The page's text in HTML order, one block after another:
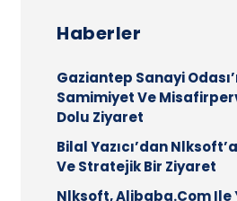
Haberler
Gaziantep Sanayi
Samimiyet Ve
Dolu Ziyaret
Bilal Yazıcı’dan
Ve Stratejik Bir Ziyaret
Nlksoft, Alibaba.com Ile